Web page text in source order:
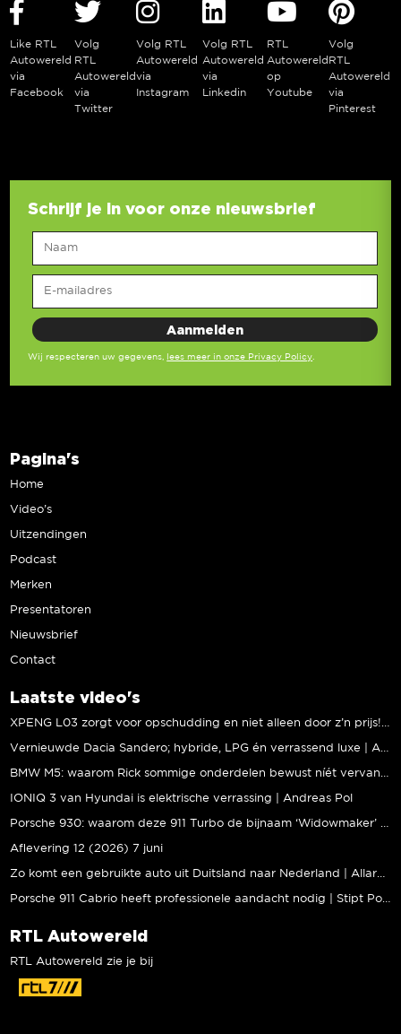
Like RTL
Autowereld
via
Facebook
Volg
RTL
Autowereld
via
Twitter
Volg RTL
Autowereld
via
Instagram
Volg RTL
Autowereld
via
Linkedin
RTL
Autowereld
op
Youtube
Volg
RTL
Autowereld
via
Pinterest
Schrijf je in voor onze nieuwsbrief
Wij respecteren uw gegevens, lees meer in onze Privacy Policy
Pagina's
Home
Video’s
Uitzendingen
Podcast
Merken
Presentatoren
Nieuwsbrief
Contact
Laatste video's
IONIQ 3 van Hyundai is elektrische verrassing | Andreas Pol
Aflevering 12 (2026) 7 juni
RTL Autowereld
RTL Autowereld zie je bij